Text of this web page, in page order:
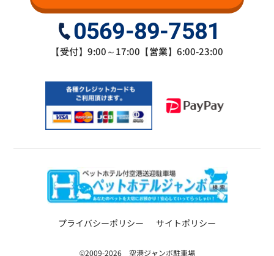
0569-89-7581
【受付】9:00～17:00【営業】6:00-23:00
プライバシーポリシー サイトポリシー
©2009-2026 空港ジャンボ駐車場